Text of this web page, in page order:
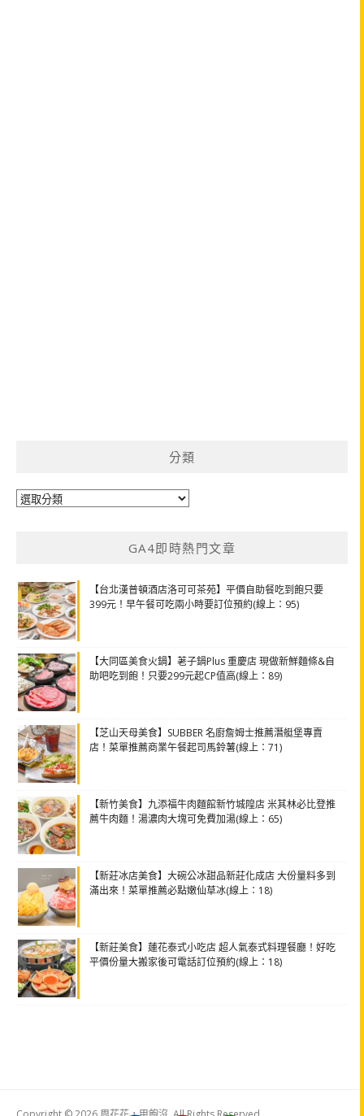
分類
分
GA4即時熱門文章
【台北漢普頓酒店洛可可茶苑】平價自助餐吃到飽只要
399元！早午餐可吃兩小時要訂位預約(線上：95)
【大同區美食火鍋】荖子鍋Plus 重慶店 現做新鮮麵條&自
助吧吃到飽！只要299元起CP值高(線上：89)
【芝山天母美食】SUBBER 名廚詹姆士推薦潛艇堡專賣
店！菜單推薦商業午餐起司馬鈴薯(線上：71)
【新竹美食】九添福牛肉麵館新竹城隍店 米其林必比登推
薦牛肉麵！湯濃肉大塊可免費加湯(線上：65)
【新莊冰店美食】大碗公冰甜品新莊化成店 大份量料多到
滿出來！菜單推薦必點嫩仙草冰(線上：18)
【新莊美食】蓮花泰式小吃店 超人氣泰式料理餐廳！好吃
平價份量大搬家後可電話訂位預約(線上：18)